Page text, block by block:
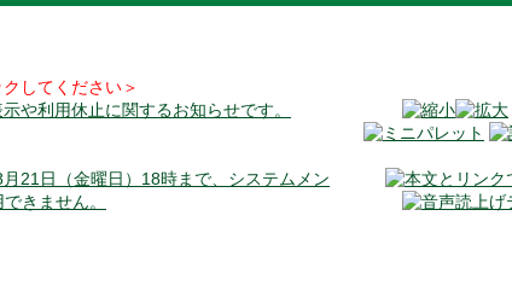
してください＞
や利用休止に関するお知らせです。
21日（金曜日）18時まで、システムメン
きません。